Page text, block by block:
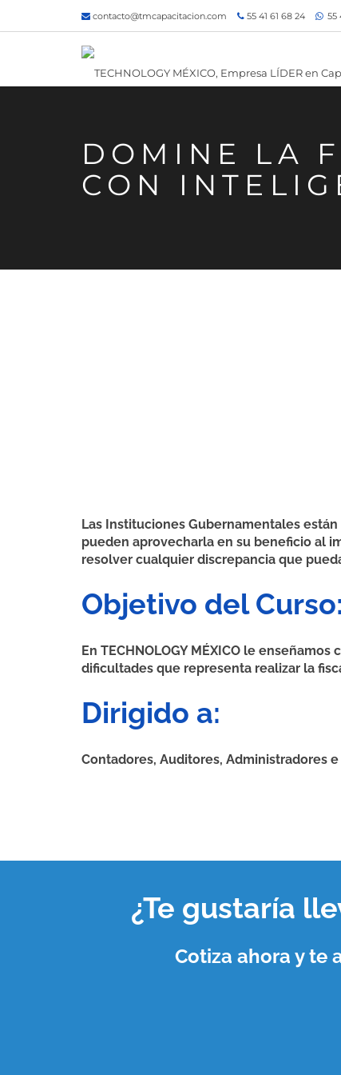
contacto@tmcapacitacion.com 55 41 61 68 24 55
DOMINE LA
CON
Las Instituciones Gubernamentales
pueden aprovecharla en su beneficio al
resolver cualquier discrepancia que
Objetivo del Curso:
En TECHNOLOGY MÉXICO le
dificultades que representa realizar la
Dirigido a:
Contadores, Auditores, Administradores
¿Te gustaría
Cotiza ahora y te